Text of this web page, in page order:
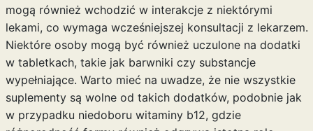
mogą również wchodzić w interakcje z niektórymi
lekami, co wymaga wcześniejszej konsultacji z lekarzem.
Niektóre osoby mogą być również uczulone na dodatki
w tabletkach, takie jak barwniki czy substancje
wypełniające. Warto mieć na uwadze, że nie wszystkie
suplementy są wolne od takich dodatków, podobnie jak
w przypadku niedoboru witaminy b12, gdzie